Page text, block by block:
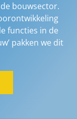
bouwsector.
functies in de
pakken we dit